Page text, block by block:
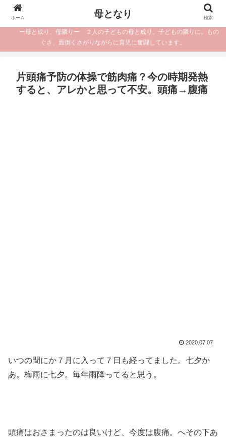
ー母と成り、母隣りー ２人の子どもの母と成り、子どもの隣りに。もの
ぐさ、面倒くさがりながらに育児に奮闘しています。
片頭痛予防の体操で筋肉痛？今の時期発熱
すると、アレかと思って不安。頭痛→腹痛
2020.07.07
いつの間にか７月に入って７日も経ってました。七夕か
あ。梅雨に七夕。毎年雨降ってると思う。
頭痛はおさまったのは良いけど、今度は腹痛。へその下あ
ホーム 母となり 検索